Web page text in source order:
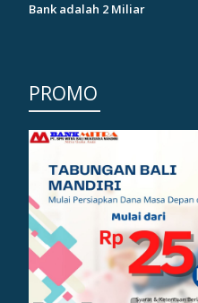
Bank adalah 2 Miliar
PROMO